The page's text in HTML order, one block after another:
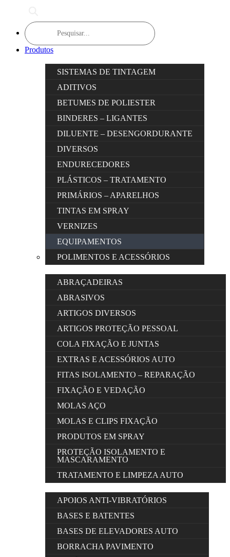
Products
search
Produtos
SISTEMAS DE TINTAGEM
ADITIVOS
BETUMES DE POLIESTER
BINDERES – LIGANTES
DILUENTE – DESENGORDURANTE
DIVERSOS
ENDURECEDORES
PLÁSTICOS – TRATAMENTO
PRIMÁRIOS – APARELHOS
TINTAS EM SPRAY
VERNIZES
EQUIPAMENTOS
POLIMENTOS E ACESSÓRIOS
ABRAÇADEIRAS
ABRASIVOS
ARTIGOS DIVERSOS
ARTIGOS PROTEÇÃO PESSOAL
COLA FIXAÇÃO E JUNTAS
EXTRAS E ACESSÓRIOS AUTO
FITAS ISOLAMENTO – REPARAÇÃO
FIXAÇÃO E VEDAÇÃO
MOLAS AÇO
MOLAS E CLIPS FIXAÇÃO
PRODUTOS EM SPRAY
PROTEÇÃO ISOLAMENTO E
MASCARAMENTO
TRATAMENTO E LIMPEZA AUTO
APOIOS ANTI-VIBRATÓRIOS
BASES E BATENTES
BASES DE ELEVADORES AUTO
BORRACHA PAVIMENTO